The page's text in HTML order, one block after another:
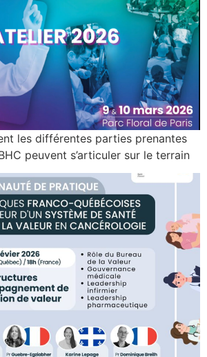
les différentes parties prenantes
peuvent s’articuler sur le terrain